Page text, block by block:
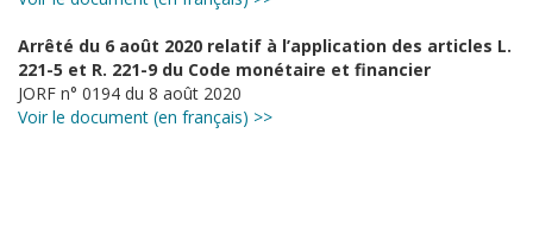
Arrêté du 6 août 2020 relatif à l’application des articles L.
221-5 et R. 221-9 du Code monétaire et financier
JORF n° 0194 du 8 août 2020
Voir le document (en français) >>